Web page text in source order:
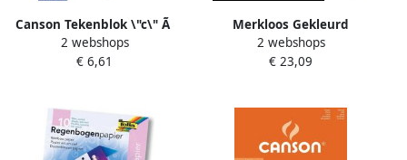
Canson Tekenblok \"c\" Ã
grainÂ® 224 g mÂ² ft 21 x
29 7 cm(a4 )
2 webshops
€ 6,61
Merkloos Gekleurd
tekenpapier 120 g ft 21 x 29
7 A4 zwart pak van 500 vel
2 webshops
€ 23,09